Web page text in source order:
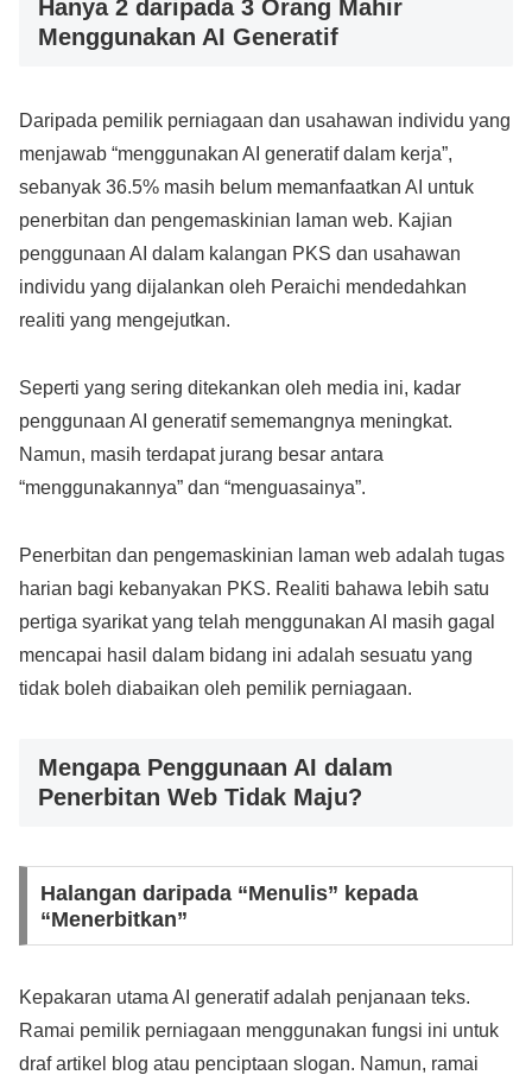
Hanya 2 daripada 3 Orang Mahir
Menggunakan AI Generatif
Daripada pemilik perniagaan dan usahawan individu yang
menjawab “menggunakan AI generatif dalam kerja”,
sebanyak 36.5% masih belum memanfaatkan AI untuk
penerbitan dan pengemaskinian laman web. Kajian
penggunaan AI dalam kalangan PKS dan usahawan
individu yang dijalankan oleh Peraichi mendedahkan
realiti yang mengejutkan.
Seperti yang sering ditekankan oleh media ini, kadar
penggunaan AI generatif sememangnya meningkat.
Namun, masih terdapat jurang besar antara
“menggunakannya” dan “menguasainya”.
Penerbitan dan pengemaskinian laman web adalah tugas
harian bagi kebanyakan PKS. Realiti bahawa lebih satu
pertiga syarikat yang telah menggunakan AI masih gagal
mencapai hasil dalam bidang ini adalah sesuatu yang
tidak boleh diabaikan oleh pemilik perniagaan.
Mengapa Penggunaan AI dalam
Penerbitan Web Tidak Maju?
Halangan daripada “Menulis” kepada
“Menerbitkan”
Kepakaran utama AI generatif adalah penjanaan teks.
Ramai pemilik perniagaan menggunakan fungsi ini untuk
draf artikel blog atau penciptaan slogan. Namun, ramai